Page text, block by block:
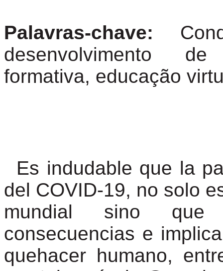
Palavras-chave:
desenvolvimento
formativa, educação
Es indudable que la
del COVID-19, no solo
mundial sino que
consecuencias e
quehacer humano,